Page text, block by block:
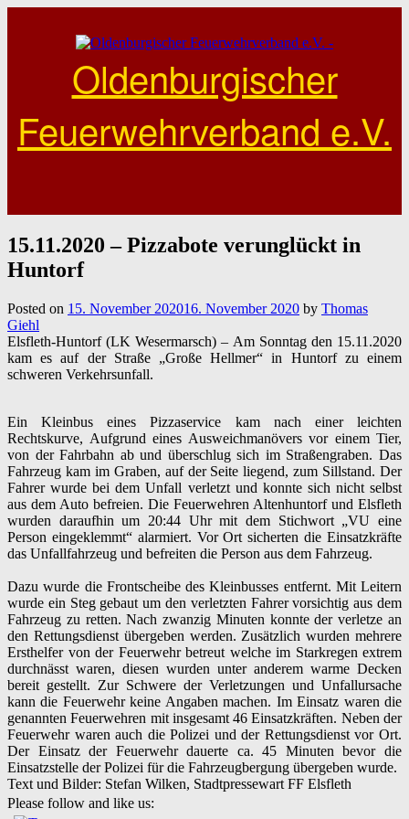
Oldenburgischer
Feuerwehrverband e.V.
15.11.2020 – Pizzabote verunglückt in
Huntorf
Posted on 15. November 202016. November 2020 by Thomas
Giehl
Elsfleth-Huntorf (LK Wesermarsch) – Am Sonntag den 15.11.2020
kam es auf der Straße „Große Hellmer“ in Huntorf zu einem
schweren Verkehrsunfall.
Ein Kleinbus eines Pizzaservice kam nach einer leichten
Rechtskurve, Aufgrund eines Ausweichmanövers vor einem Tier,
von der Fahrbahn ab und überschlug sich im Straßengraben. Das
Fahrzeug kam im Graben, auf der Seite liegend, zum Sillstand. Der
Fahrer wurde bei dem Unfall verletzt und konnte sich nicht selbst
aus dem Auto befreien. Die Feuerwehren Altenhuntorf und Elsfleth
wurden daraufhin um 20:44 Uhr mit dem Stichwort „VU eine
Person eingeklemmt“ alarmiert. Vor Ort sicherten die Einsatzkräfte
das Unfallfahrzeug und befreiten die Person aus dem Fahrzeug.
Dazu wurde die Frontscheibe des Kleinbusses entfernt. Mit Leitern
wurde ein Steg gebaut um den verletzten Fahrer vorsichtig aus dem
Fahrzeug zu retten. Nach zwanzig Minuten konnte der verletze an
den Rettungsdienst übergeben werden. Zusätzlich wurden mehrere
Ersthelfer von der Feuerwehr betreut welche im Starkregen extrem
durchnässt waren, diesen wurden unter anderem warme Decken
bereit gestellt. Zur Schwere der Verletzungen und Unfallursache
kann die Feuerwehr keine Angaben machen. Im Einsatz waren die
genannten Feuerwehren mit insgesamt 46 Einsatzkräften. Neben der
Feuerwehr waren auch die Polizei und der Rettungsdienst vor Ort.
Der Einsatz der Feuerwehr dauerte ca. 45 Minuten bevor die
Einsatzstelle der Polizei für die Fahrzeugbergung übergeben wurde.
Text und Bilder: Stefan Wilken, Stadtpressewart FF Elsfleth
Please follow and like us: